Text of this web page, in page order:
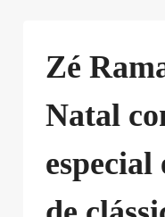
Zé
Natal